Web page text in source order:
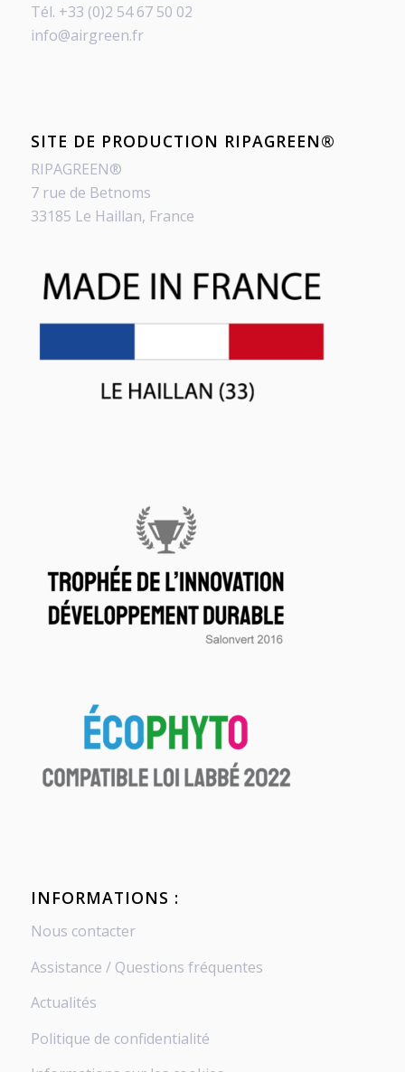
Tél. +33 (0)2 54 67 50 02
info@airgreen.fr
SITE DE PRODUCTION RIPAGREEN®
RIPAGREEN®
7 rue de Betnoms
33185 Le Haillan, France
INFORMATIONS :
Nous contacter
Assistance / Questions fréquentes
Actualités
Politique de confidentialité